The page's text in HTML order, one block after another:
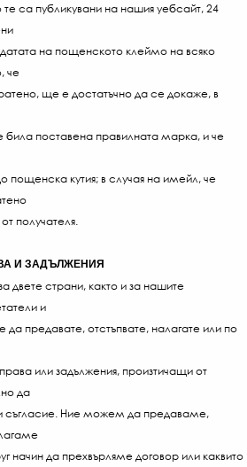
те са публикувани на нашия уебсайт, 24
на пощенското клеймо на всяко
че
ще е достатъчно да се докаже, в
поставена правилната марка, и че
пощенска кутия; в случая на имейл, че
получателя.
И ЗАДЪЛЖЕНИЯ
двете страни, както и за нашите
и
предавате, отстъпвате, налагате или по
или задължения, произтичащи от
да
съгласие. Ние можем да предаваме,
начин да прехвърляме договор или каквито